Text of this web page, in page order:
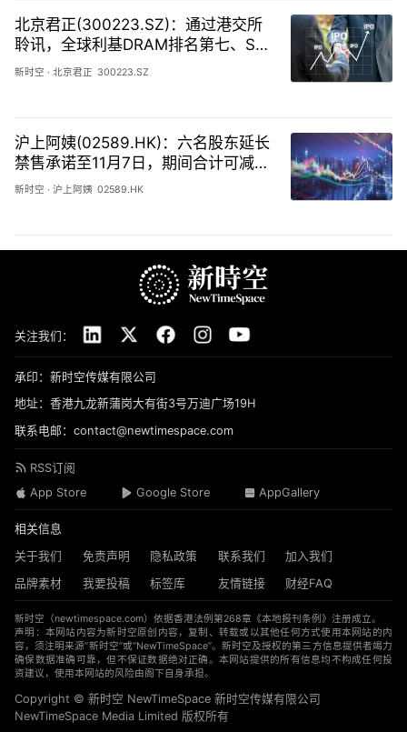
北京君正(300223.SZ)：通过港交所
聆讯，全球利基DRAM排名第七、SR
AM第二
新时空 ·北京君正 300223.SZ
沪上阿姨(02589.HK)：六名股东延长
禁售承诺至11月7日，期间合计可减持
不超368.4万股（约3.50%）
新时空 ·沪上阿姨 02589.HK
关注我们：
承印：新时空传媒有限公司
地址：香港九龙新蒲岗大有街3号万迪广场19H
联系电邮：contact@newtimespace.com
RSS订阅
App Store
Google Store AppGallery
相关信息
关于我们
免责声明 隐私政策 联系我们
加入我们
品牌素材
我要投稿 标签库 友情链接 财经FAQ
新时空（newtimespace.com）依据香港法例第268章《本地报刊条例》注册成立。
声明：本网站内容为新时空原创内容，复制、转载或以其他任何方式使用本网站的内
容，须注明来源“新时空”或“NewTimeSpace”。新时空及授权的第三方信息提供者竭力
确保数据准确可靠，但不保证数据绝对正确。本网站提供的所有信息均不构成任何投
资建议，使用本网站的风险由阁下自身承担。
Copyright © 新时空 ‌NewTimeSpace 新时空传媒有限公司
NewTimeSpace Media Limited 版权所有